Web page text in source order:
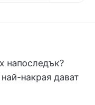
напоследък?
накрая дават